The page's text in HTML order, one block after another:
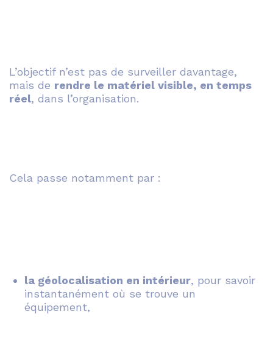
L’objectif n’est pas de surveiller davantage,
mais de rendre le matériel visible, en temps
réel, dans l’organisation.
Cela passe notamment par :
la géolocalisation en intérieur, pour savoir
instantanément où se trouve un
équipement,